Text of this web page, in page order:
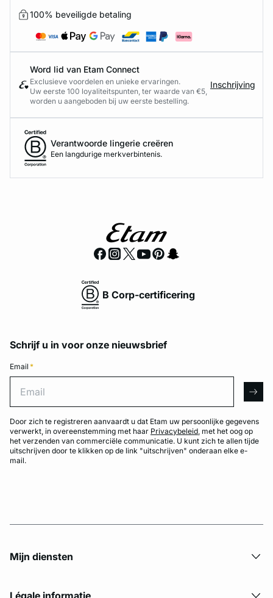
100% beveiligde betaling
Word lid van Etam Connect
Exclusieve voordelen en unieke ervaringen.
Uw eerste 100 loyaliteitspunten, ter waarde van €5,
worden u aangeboden bij uw eerste bestelling.
Inschrijving
Verantwoorde lingerie creëren
Een langdurige merkverbintenis.
B Corp-certificering
Schrijf u in voor onze nieuwsbrief
Email *
Door zich te registreren aanvaardt u dat Etam uw persoonlijke gegevens
verwerkt, in overeenstemming met haar Privacybeleid, met het oog op
het verzenden van commerciële communicatie. U kunt zich te allen tijde
uitschrijven door te klikken op de link "uitschrijven" onderaan elke e-
mail.
Mijn diensten
Légale informatie